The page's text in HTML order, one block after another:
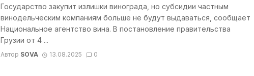
Государство закупит излишки винограда, но субсидии частным
винодельческим компаниям больше не будут выдаваться, сообщает
Национальное агентство вина. В постановление правительства
Грузии от 4 ...
Автор SOVA 13.08.2025 0